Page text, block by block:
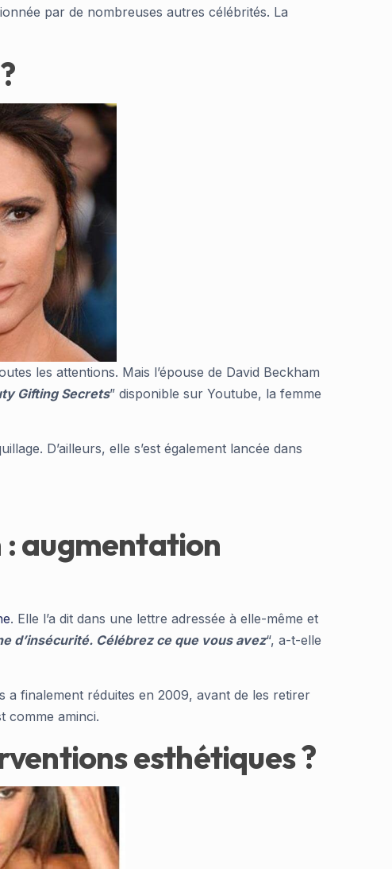
par de nombreuses autres célébrités. La
les attentions. Mais l’épouse de David Beckham
Gifting Secrets” disponible sur Youtube, la femme
D’ailleurs, elle s’est également lancée dans
augmentation
. Elle l’a dit dans une lettre adressée à elle-même et
d’insécurité. Célébrez ce que vous avez“, a-t-elle
finalement réduites en 2009, avant de les retirer
comme aminci.
esthétiques ?